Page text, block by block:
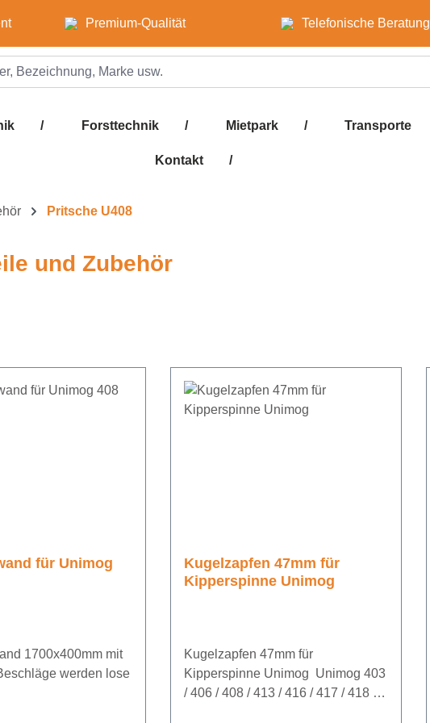
Premium-Qualität Telefonische Beratung
/ Forsttechnik / Mietpark / Transporte
Kontakt /
Pritsche U408
und Zubehör
für Unimog
1700x400mm mit
werden lose
Kugelzapfen 47mm für
Kipperspinne Unimog
Kugelzapfen 47mm für
Kipperspinne Unimog Unimog 403
/ 406 / 408 / 413 / 416 / 417 / 418 /